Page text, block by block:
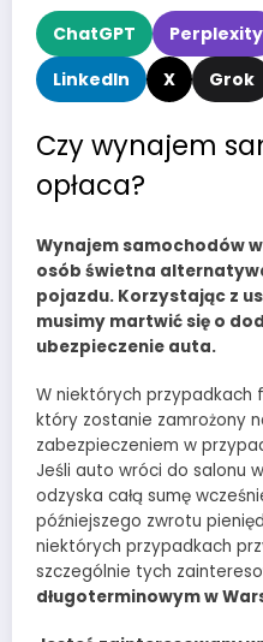
ChatGPT Perplexity
LinkedIn
X Grok
Czy wynajem
opłaca?
Wynajem samochodów
osób świetna
pojazdu. Korzystając z
musimy martwić się o
ubezpieczenie auta.
W niektórych
który zostanie zamrożony
zabezpieczeniem w
Jeśli auto wróci do salonu
odzyska całą sumę
późniejszego zwrotu
niektórych przypadkach
szczególnie tych
długoterminowym w